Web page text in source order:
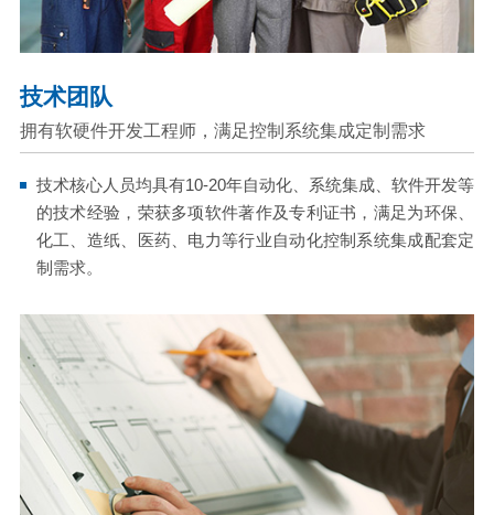
技术团队
拥有软硬件开发工程师，满足控制系统集成定制需求
技术核心人员均具有10-20年自动化、系统集成、软件开发等
的技术经验，荣获多项软件著作及专利证书，满足为环保、
化工、造纸、医药、电力等行业自动化控制系统集成配套定
制需求。